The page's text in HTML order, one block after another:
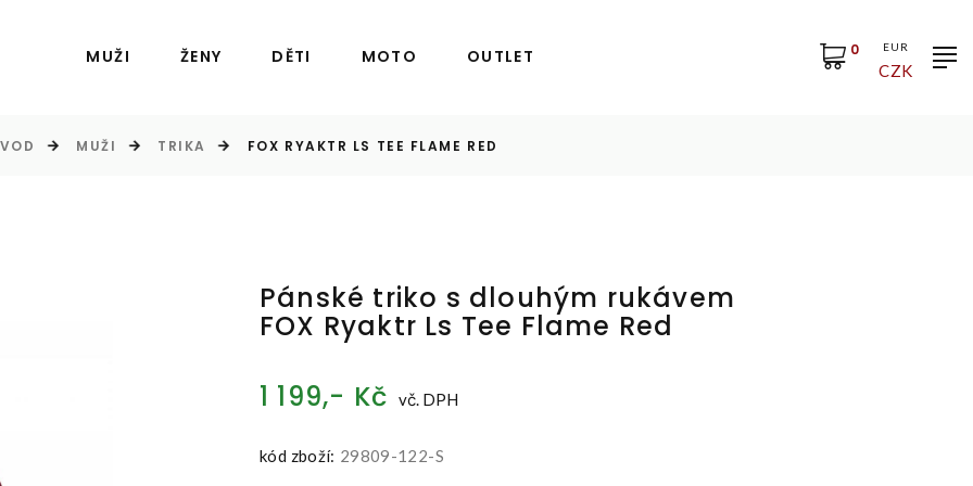
MUŽI ŽENY DĚTI MOTO OUTLET 0 EUR
CZK
MUŽI TRIKA FOX RYAKTR LS TEE FLAME RED
Pánské triko s dlouhým rukávem
FOX Ryaktr Ls Tee Flame Red
1 199,- Kč
vč. DPH
kód zboží: 29809-122-S